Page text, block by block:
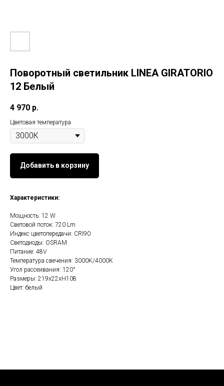
Поворотный светильник LINEA GIRATORIO
12 Белый
4 970 р.
Цветовая температура
Добавить в корзину
Характеристики:
Мощность: 12 W
Световой поток: 720 Lm
Индекс цветопередачи: CRI90
Светодиоды: OSRAM
Питание: 48V
Температура свечения: 3000K/4000К
Угол рассеивания: 120°
Размеры: 219х22хH108
Цвет: белый